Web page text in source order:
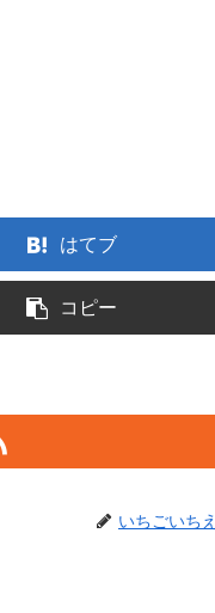
はてブ
コピー
いちごいちえ